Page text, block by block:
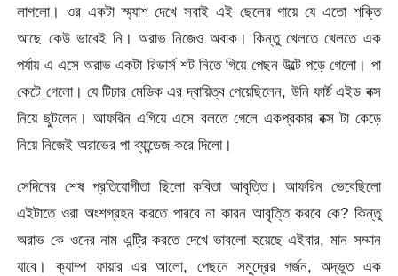
লাগলো। ওর একটা স্ম্যাশ দেখে সবাই এই ছেলের গায়ে যে এতো শক্তি
আছে কেউ ভাবেই নি। অরাভ নিজেও অবাক। কিন্তু খেলতে খেলতে এক
পর্যায় এ এসে অরাভ একটা রিভার্স শট নিতে গিয়ে পেছন উল্টে পড়ে গেলো। পা
কেটে গেলো। যে টিচার মেডিক এর দ্বায়িত্ব পেয়েছিলেন, উনি ফার্ষ্ট এইড বক্স
নিয়ে ছুটলেন। আফরিন এগিয়ে এসে বলতে গেলে একপ্রকার বক্স টা কেড়ে
নিয়ে নিজেই অরাভের পা ব্যান্ডেজ করে দিলো।
সেদিনের শেষ প্রতিযোগীতা ছিলো কবিতা আবৃত্তি। আফরিন ভেবেছিলো
এইটাতে ওরা অংশগ্রহন করতে পারবে না কারন আবৃত্তি করবে কে? কিন্তু
অরাভ কে ওদের নাম এন্ট্রি করতে দেখে ভাবলো হয়েছে এইবার, মান সম্মান
যাবে। ক্যাম্প ফায়ার এর আলো, পেছনে সমুদ্রের গর্জন, অদ্ভুত এক